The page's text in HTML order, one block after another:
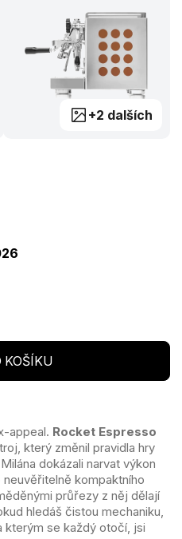
+2 dalších
appeal. Rocket Espresso
který změnil pravidla hry
dokázali narvat výkon
kompaktního
průřezy z něj dělají
hledáš čistou mechaniku,
kterým se každý otočí, jsi